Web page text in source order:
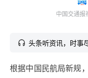
中国交通报
头条听资讯，时事
根据中国民航局新规